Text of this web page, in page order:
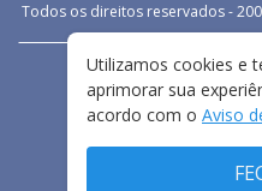
Todos os direitos reservados -
FALE
TERMOS E
Utilizamos cookies e
aprimorar sua
acordo com o Aviso